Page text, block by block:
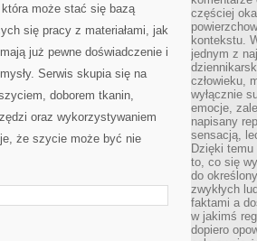
może stać się bazą
się pracy z materiałami, jak
już pewne doświadczenie i
Serwis skupia się na
doborem tkanin,
oraz wykorzystywaniem
że szycie może być nie
częściej
kontekstu.
jednym z
człowieku,
wyłącznie
emocje,
napisany
sensacją,
Dzięki
to, co się
do
zwykłych
faktami a
w jakimś
dopiero